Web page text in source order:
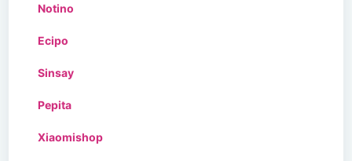
Notino
Ecipo
Sinsay
Pepita
Xiaomishop